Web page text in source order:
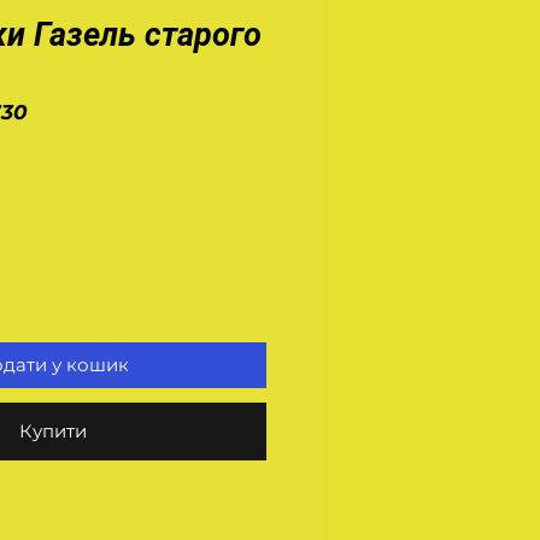
Газель старого
у кошик
Купити